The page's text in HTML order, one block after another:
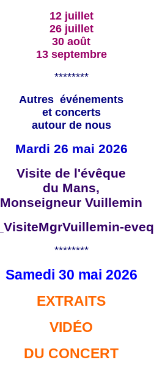
12 juillet
26 juillet
30 août
13 septembre
********
Autres événements
et concerts
autour de nous
Mardi 26 mai 2026
Visite de l'évêque
du Mans,
Monseigneur Vuillemin
********
Samedi 30 mai 2026
EXTRAITS
VIDÉO
DU CONCERT